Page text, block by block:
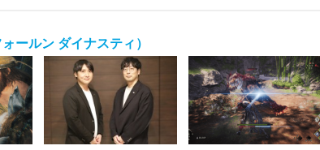
ールン ダイナスティ）